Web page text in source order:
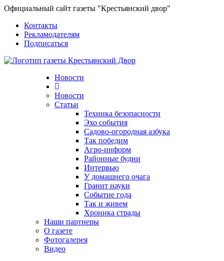
Официальный сайт газеты "Крестьянский двор"
Контакты
Рекламодателям
Подписаться
Новости
Новости
Статьи
Техника безопасности
Эхо события
Садово-огородная азбука
Так победим
Агро-информ
Районные будни
Интервью
У домашнего очага
Гранит науки
Событие года
Так и живем
Хроника страды
Наши партнеры
О газете
Фотогалерея
Видео